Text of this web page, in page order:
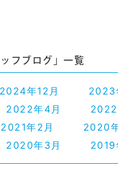
フブログ」一覧
2024年12月 2023
2022年4月 2022
2021年2月 2020
2020年3月 2019